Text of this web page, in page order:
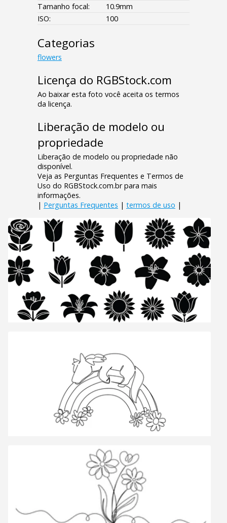
Tamanho focal:
10.9mm
ISO:
100
Categorias
flowers
Licença do RGBStock.com
Ao baixar esta foto você aceita os termos
da licença.
Liberação de modelo ou
propriedade
Liberação de modelo ou propriedade não
disponível.
Veja as Perguntas Frequentes e Termos de
Uso do RGBStock.com.br para mais
informações.
| Perguntas Frequentes | termos de uso |